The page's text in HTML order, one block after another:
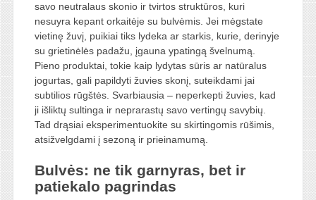
savo neutralaus skonio ir tvirtos struktūros, kuri
nesuyra kepant orkaitėje su bulvėmis. Jei mėgstate
vietinę žuvį, puikiai tiks lydeka ar starkis, kurie, derinyje
su grietinėlės padažu, įgauna ypatingą švelnumą.
Pieno produktai, tokie kaip lydytas sūris ar natūralus
jogurtas, gali papildyti žuvies skonį, suteikdami jai
subtilios rūgštės. Svarbiausia – neperkepti žuvies, kad
ji išliktų sultinga ir neprarastų savo vertingų savybių.
Tad drąsiai eksperimentuokite su skirtingomis rūšimis,
atsižvelgdami į sezoną ir prieinamumą.
Bulvės: ne tik garnyras, bet ir
patiekalo pagrindas